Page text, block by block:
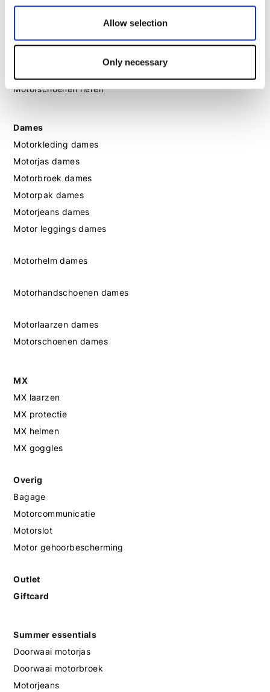
Allow selection
Only necessary
Motorhelm heren
Motorhandschoenen heren
Motorschoenen heren
Dames
Motorkleding dames
Motorjas dames
Motorbroek dames
Motorpak dames
Motorjeans dames
Motor leggings dames
Motorhelm dames
Motorhandschoenen dames
Motorlaarzen dames
Motorschoenen dames
MX
MX laarzen
MX protectie
MX helmen
MX goggles
Overig
Bagage
Motorcommunicatie
Motorslot
Motor gehoorbescherming
Outlet
Giftcard
Summer essentials
Doorwaai motorjas
Doorwaai motorbroek
Motorjeans